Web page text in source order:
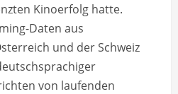
Kinoerfolg hatte.
Daten aus
und der Schweiz
von laufenden